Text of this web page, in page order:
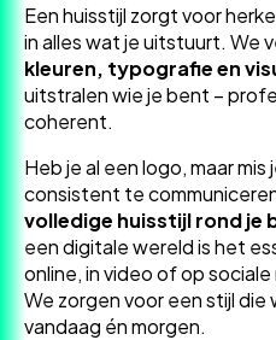
Een huisstijl zorgt voor
in alles wat je uitstuurt. We
kleuren, typografie en
uitstralen wie je bent –
coherent.
Heb je al een logo, maar
consistent te
volledige huisstijl rond je
een digitale wereld is het
online, in video of op
We zorgen voor een stijl die
vandaag én morgen.